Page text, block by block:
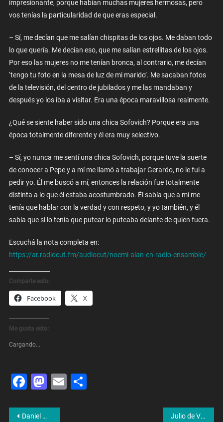
impresionante, porque habían muchas mujeres hermosas, pero
vos tenías la particularidad de que eras especial.
– Sí, me decían que me salían chispitas de los ojos. Me daban todo
lo que quería. Me decían eso, que me salían estrellitas de los ojos.
Por eso las mujeres no me tenían bronca, al contrario, me decían
‘tengo tu foto en la mesa de luz de mi marido’. Me sacaban fotos
de la televisión, del centro de jubilados y me las mandaban y
después yo los iba a visitar. Era una época maravillosa realmente.
¿Qué se siente haber sido una chica Sofovich? Porque era una
época totalmente diferente y él era muy selectivo.
– Sí, yo nunca me sentí una chica Sofovich, porque tuve la suerte
de conocer a Pepe y a mí me llamó a trabajar Gerardo, no le fui a
pedir yo. Él me buscó a mí, entonces la relación fue totalmente
distinta a lo que él estaba acostumbrado. Él sabía que a mí me
tenía que hablar con la verdad y con respeto, y yo también, y él
sabía que si lo tenía que putear lo puteaba delante de quien fuera.
Escuchá la nota completa en:
https://ar.radiocut.fm/audiocut/noemi-alan-en-radio-ensamble/
Comparte esto:
Facebook X
Me gusta esto:
Cargando...
Facebook
Mastodon
EmailShare
Navegación
Daniel Mollo: «Nicolás Orsini formará parte del pasado» Julio de Vido: «Vamos de cabeza a una debacle electoral»